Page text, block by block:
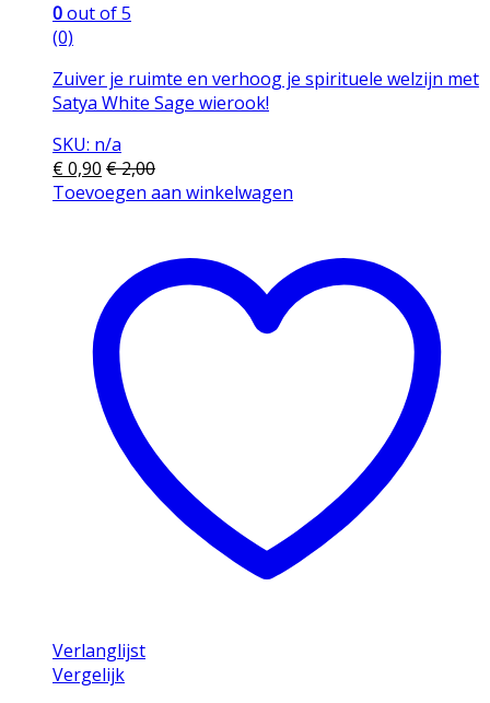
0out of 5
(0)
Zuiver je ruimte en verhoog je spirituele welzijn met
Satya White Sage wierook!
SKU: n/a
€0,90 €2,00
Toevoegen aan winkelwagen
Verlanglijst
Vergelijk